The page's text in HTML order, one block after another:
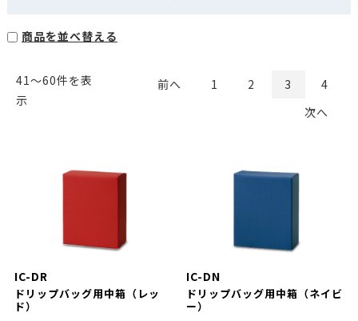
商品を並べ替える
41〜60件を表
示
前へ 1 2 3
4
次へ
IC-DR
ドリップバッグ用中箱（レッ
ド）
IC-DN
ドリップバッグ用中箱（ネイビ
ー）